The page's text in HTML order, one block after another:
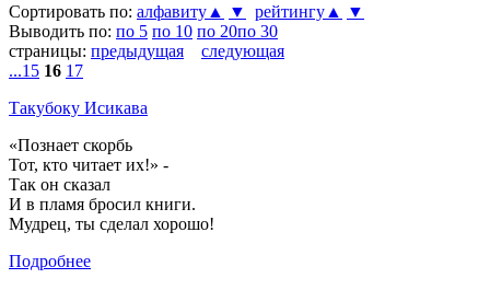
Сортировать по: алфавиту▲ ▼ рейтингу▲
▼
Выводить по: по 5 по 10 по 20по 30
страницы: предыдущая
следующая
...15 16 17
Такубоку Исикава
«Познает скорбь
Тот, кто читает их!» -
Так он сказал
И в пламя бросил книги.
Мудрец, ты сделал хорошо!
Подробнее